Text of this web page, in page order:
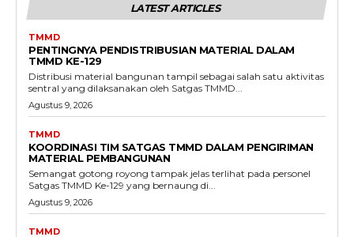
LATEST ARTICLES
TMMD
PENTINGNYA PENDISTRIBUSIAN MATERIAL DALAM
TMMD KE-129
Distribusi material bangunan tampil sebagai salah satu aktivitas
sentral yang dilaksanakan oleh Satgas TMMD...
Agustus 9, 2026
TMMD
KOORDINASI TIM SATGAS TMMD DALAM PENGIRIMAN
MATERIAL PEMBANGUNAN
Semangat gotong royong tampak jelas terlihat pada personel
Satgas TMMD Ke-129 yang bernaung di...
Agustus 9, 2026
TMMD